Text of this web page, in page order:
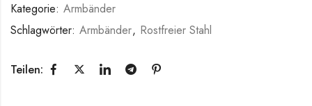
Kategorie: Armbänder
Schlagwörter: Armbänder, Rostfreier Stahl
Teilen: